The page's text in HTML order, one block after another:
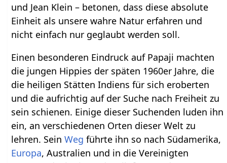
und Jean Klein – betonen, dass diese absolute
Einheit als unsere wahre Natur erfahren und
nicht einfach nur geglaubt werden soll.
Einen besonderen Eindruck auf Papaji machten
die jungen Hippies der späten 1960er Jahre, die
die heiligen Stätten Indiens für sich eroberten
und die aufrichtig auf der Suche nach Freiheit zu
sein schienen. Einige dieser Suchenden luden ihn
ein, an verschiedenen Orten dieser Welt zu
lehren. SeinWeg führte ihn so nach Südamerika,
Europa, Australien und in die Vereinigten